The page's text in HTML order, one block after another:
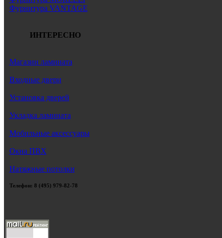
Фурнитура VANTAGE
ИНТЕРЕСНО
Магазин ламината
Входные двери
Установка дверей
Укладка ламината
Мобильные аксессуары
Окна ПВХ
Натяжные потолки
Телефон: 8 (495) 979-82-78